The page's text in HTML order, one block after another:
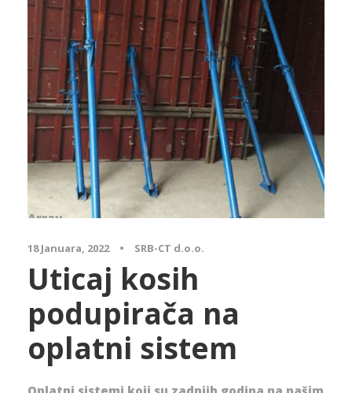
Array
18 Januara, 2022 • SRB-CT d.o.o.
Uticaj kosih
podupirača na
oplatni sistem